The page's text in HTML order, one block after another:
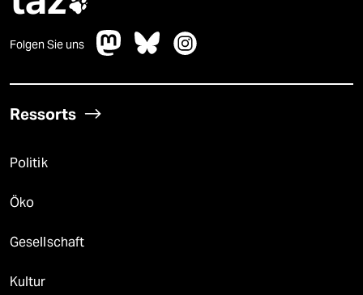
Folgen Sie uns
Ressorts
Politik
Öko
Gesellschaft
Kultur